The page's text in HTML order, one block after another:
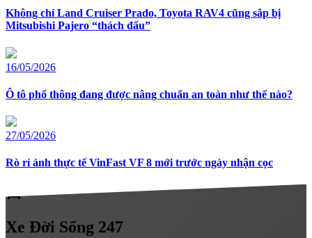
Không chỉ Land Cruiser Prado, Toyota RAV4 cũng sắp bị
Mitsubishi Pajero “thách đấu”
16/05/2026
Ô tô phổ thông đang được nâng chuẩn an toàn như thế nào?
27/05/2026
Rò rỉ ảnh thực tế VinFast VF 8 mới trước ngày nhận cọc
directions_car
Xe Đời Sống 247